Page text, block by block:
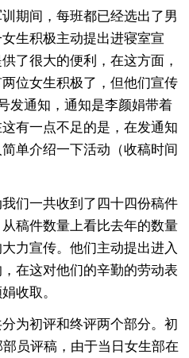
期间，每班都已经选出了男
生积极主动提出进寝室宣
了很大的便利，在这方面，
位女生积极了，但他们宣传
发通知，通知是李颜娟带着
有一点不足的是，在发通知
单介绍一下活动（收稿时间
们一共收到了四十四份稿件
从稿件数量上看比去年的数量
力宣传。他们主动提出进入
在这对他们的辛勤的劳动表
收取。
为初评和终评两个部分。初
员评稿，由于当日女生部在